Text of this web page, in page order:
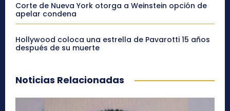
Corte de Nueva York otorga a Weinstein opción de
apelar condena
Hollywood coloca una estrella de Pavarotti 15 años
después de su muerte
Noticias Relacionadas